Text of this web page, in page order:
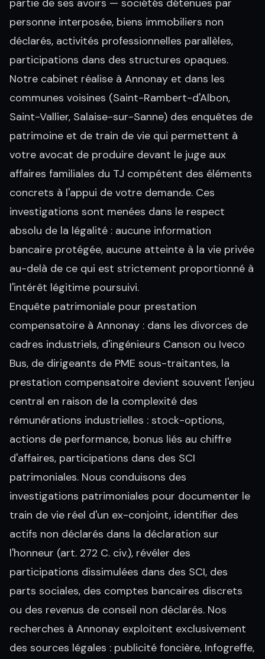
partie de ses avoirs — sociétés détenues par
personne interposée, biens immobiliers non
déclarés, activités professionnelles parallèles,
participations dans des structures opaques.
Notre cabinet réalise à Annonay et dans les
communes voisines (Saint-Rambert-d'Albon,
Saint-Vallier, Salaise-sur-Sanne) des enquêtes de
patrimoine et de train de vie qui permettent à
votre avocat de produire devant le juge aux
affaires familiales du TJ compétent des éléments
concrets à l'appui de votre demande. Ces
investigations sont menées dans le respect
absolu de la légalité : aucune information
bancaire protégée, aucune atteinte à la vie privée
au-delà de ce qui est strictement proportionné à
l'intérêt légitime poursuivi.
Enquête patrimoniale pour prestation
compensatoire à Annonay : dans les divorces de
cadres industriels, d'ingénieurs Canson ou Iveco
Bus, de dirigeants de PME sous-traitantes, la
prestation compensatoire devient souvent l'enjeu
central en raison de la complexité des
rémunérations industrielles : stock-options,
actions de performance, bonus liés au chiffre
d'affaires, participations dans des SCI
patrimoniales. Nous conduisons des
investigations patrimoniales pour documenter le
train de vie réel d'un ex-conjoint, identifier des
actifs non déclarés dans la déclaration sur
l'honneur (art. 272 C. civ.), révéler des
participations dissimulées dans des SCI, des
parts sociales, des comptes bancaires discrets
ou des revenus de conseil non déclarés. Nos
recherches à Annonay exploitent exclusivement
des sources légales : publicité foncière, Infogreffe,